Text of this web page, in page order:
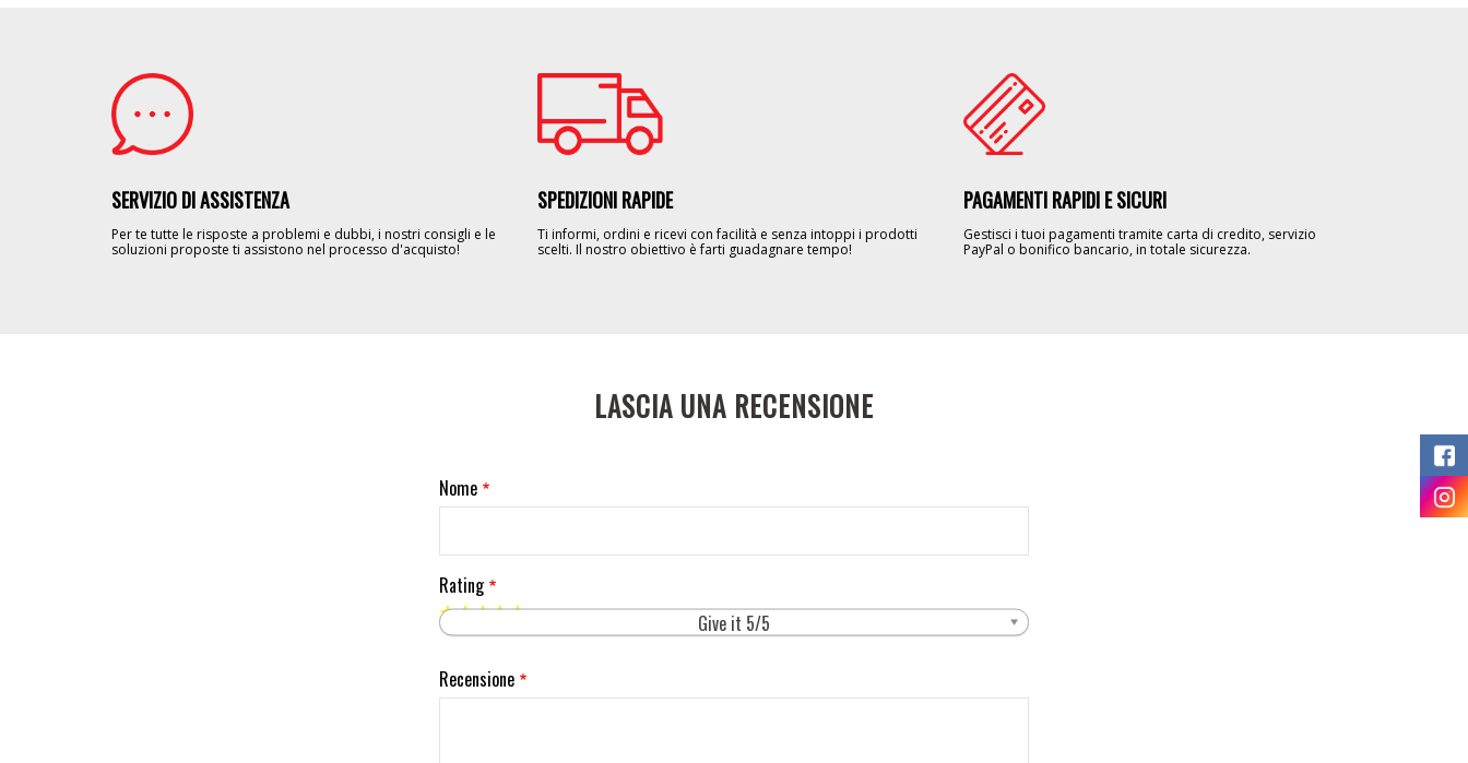
Image
SERVIZIO DI ASSISTENZA
Per te tutte le risposte a problemi e dubbi, i nostri consigli e le
soluzioni proposte ti assistono nel processo d'acquisto!
Image
SPEDIZIONI RAPIDE
Ti informi, ordini e ricevi con facilità e senza intoppi i prodotti
scelti. Il nostro obiettivo è farti guadagnare tempo!
Image
PAGAMENTI RAPIDI E SICURI
Gestisci i tuoi pagamenti tramite carta di credito, servizio
PayPal o bonifico bancario, in totale sicurezza.
LASCIA UNA RECENSIONE
Nome
Rating
Give it 5/5
Recensione